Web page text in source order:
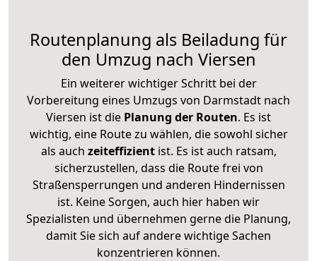
Routenplanung als Beiladung für
den Umzug nach Viersen
Ein weiterer wichtiger Schritt bei der
Vorbereitung eines Umzugs von Darmstadt nach
Viersen ist die Planung der Routen. Es ist
wichtig, eine Route zu wählen, die sowohl sicher
als auch zeiteffizientist. Es ist auch ratsam,
sicherzustellen, dass die Route frei von
Straßensperrungen und anderen Hindernissen
ist. Keine Sorgen, auch hier haben wir
Spezialisten und übernehmen gerne die Planung,
damit Sie sich auf andere wichtige Sachen
konzentrieren können.